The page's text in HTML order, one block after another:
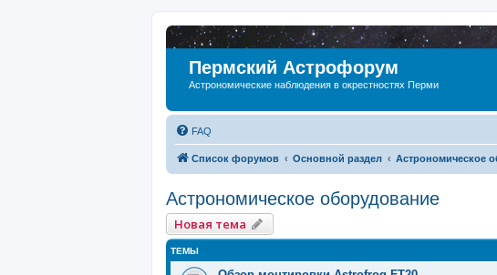
Пермский Астрофорум
Астрономические наблюдения в окрестностях Перми
FAQ
Список форумов Основной раздел Астрономическое
Астрономическое оборудование
Новая тема
ТЕМЫ